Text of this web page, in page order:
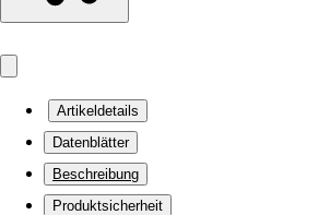
Artikeldetails
Datenblätter
Beschreibung
Produktsicherheit